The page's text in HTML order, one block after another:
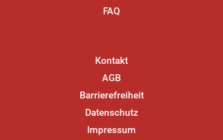
FAQ
Kontakt
AGB
Barrierefreiheit
Datenschutz
Impressum